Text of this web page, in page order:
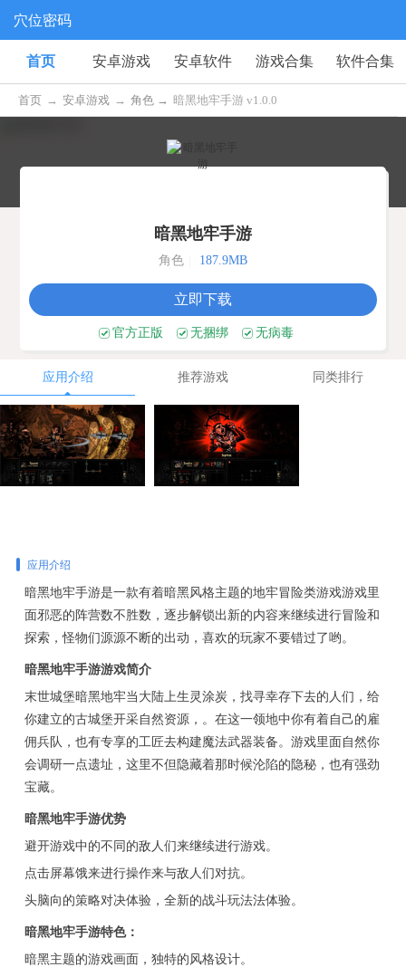
穴位密码
首页 安卓游戏 安卓软件 游戏合集 软件合集
首页 → 安卓游戏 → 角色 → 暗黑地牢手游 v1.0.0
暗黑地牢手游
角色 187.9MB
立即下载
官方正版 无捆绑 无病毒
应用介绍 推荐游戏 同类排行
应用介绍
暗黑地牢手游是一款有着暗黑风格主题的地牢冒险类游戏游戏里
面邪恶的阵营数不胜数，逐步解锁出新的内容来继续进行冒险和
探索，怪物们源源不断的出动，喜欢的玩家不要错过了哟。
暗黑地牢手游游戏简介
末世城堡暗黑地牢当大陆上生灵涂炭，找寻幸存下去的人们，给
你建立的古城堡开采自然资源，。在这一领地中你有着自己的雇
佣兵队，也有专享的工匠去构建魔法武器装备。游戏里面自然你
会调研一点遗址，这里不但隐藏着那时候沦陷的隐秘，也有强劲
宝藏。
暗黑地牢手游优势
避开游戏中的不同的敌人们来继续进行游戏。
点击屏幕饿来进行操作来与敌人们对抗。
头脑向的策略对决体验，全新的战斗玩法法体验。
暗黑地牢手游特色：
暗黑主题的游戏画面，独特的风格设计。